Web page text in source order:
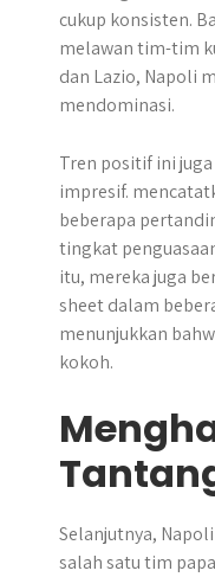
cukup konsisten.
melawan tim-tim
dan Lazio, Napoli
mendominasi.
Tren positif ini
impresif.
beberapa
tingkat
itu, mereka juga
sheet dalam
menunjukkan
kokoh.
Selanjutnya,
salah satu tim